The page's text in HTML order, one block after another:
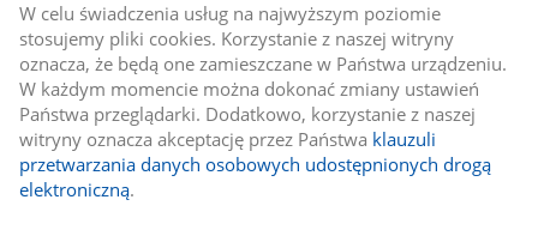
W celu świadczenia usług na najwyższym poziomie
stosujemy pliki cookies. Korzystanie z naszej witryny
oznacza, że będą one zamieszczane w Państwa urządzeniu.
W każdym momencie można dokonać zmiany ustawień
Państwa przeglądarki. Dodatkowo, korzystanie z naszej
witryny oznacza akceptację przez Państwa klauzuli
przetwarzania danych osobowych udostępnionych drogą
elektroniczną.